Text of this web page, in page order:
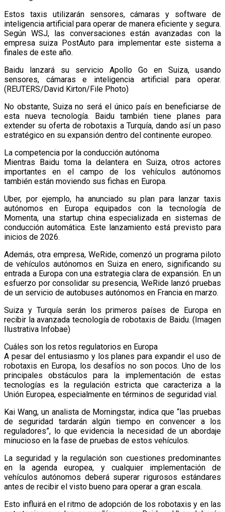
Estos taxis utilizarán sensores, cámaras y software de
inteligencia artificial para operar de manera eficiente y segura.
Según WSJ, las conversaciones están avanzadas con la
empresa suiza PostAuto para implementar este sistema a
finales de este año.
Baidu lanzará su servicio Apollo Go en Suiza, usando
sensores, cámaras e inteligencia artificial para operar.
(REUTERS/David Kirton/File Photo)
No obstante, Suiza no será el único país en beneficiarse de
esta nueva tecnología. Baidu también tiene planes para
extender su oferta de robotaxis a Turquía, dando así un paso
estratégico en su expansión dentro del continente europeo.
La competencia por la conducción autónoma
Mientras Baidu toma la delantera en Suiza, otros actores
importantes en el campo de los vehículos autónomos
también están moviendo sus fichas en Europa.
Uber, por ejemplo, ha anunciado su plan para lanzar taxis
autónomos en Europa equipados con la tecnología de
Momenta, una startup china especializada en sistemas de
conducción automática. Este lanzamiento está previsto para
inicios de 2026.
Además, otra empresa, WeRide, comenzó un programa piloto
de vehículos autónomos en Suiza en enero, significando su
entrada a Europa con una estrategia clara de expansión. En un
esfuerzo por consolidar su presencia, WeRide lanzó pruebas
de un servicio de autobuses autónomos en Francia en marzo.
Suiza y Turquía serán los primeros países de Europa en
recibir la avanzada tecnología de robotaxis de Baidu. (Imagen
Ilustrativa Infobae)
Cuáles son los retos regulatorios en Europa
A pesar del entusiasmo y los planes para expandir el uso de
robotaxis en Europa, los desafíos no son pocos. Uno de los
principales obstáculos para la implementación de estas
tecnologías es la regulación estricta que caracteriza a la
Unión Europea, especialmente en términos de seguridad vial.
Kai Wang, un analista de Morningstar, indica que “las pruebas
de seguridad tardarán algún tiempo en convencer a los
reguladores”, lo que evidencia la necesidad de un abordaje
minucioso en la fase de pruebas de estos vehículos.
La seguridad y la regulación son cuestiones predominantes
en la agenda europea, y cualquier implementación de
vehículos autónomos deberá superar rigurosos estándares
antes de recibir el visto bueno para operar a gran escala.
Esto influirá en el ritmo de adopción de los robotaxis y en las